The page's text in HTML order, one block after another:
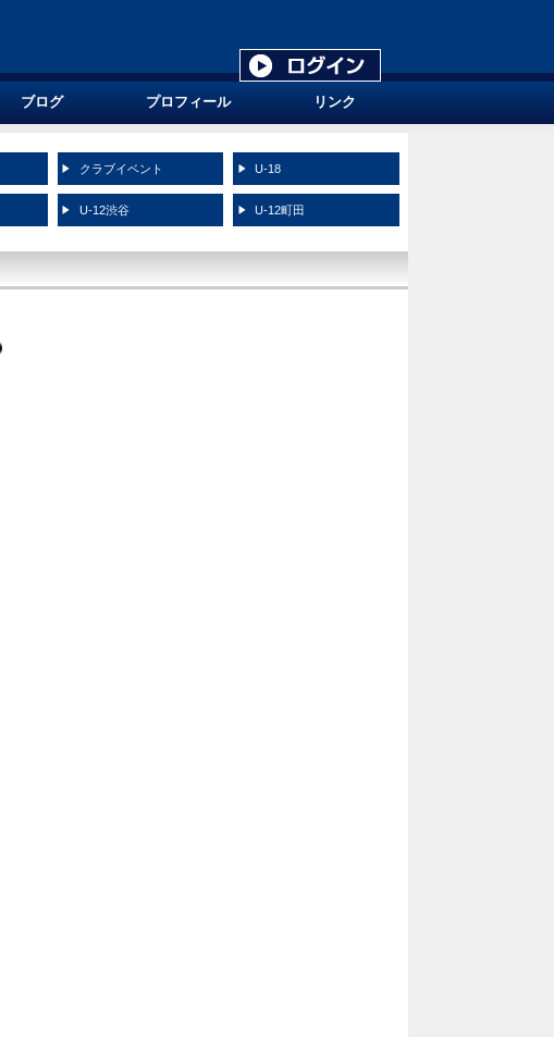
ブログ プロフィール リンク
クラブイベント U-18
U-12渋谷 U-12町田